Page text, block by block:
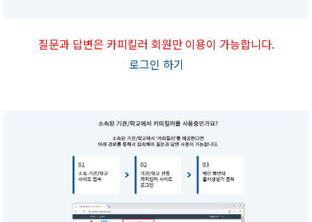
질문과 답변은 카피킬러 회원만 이용이 가능합니다.
로그인 하기